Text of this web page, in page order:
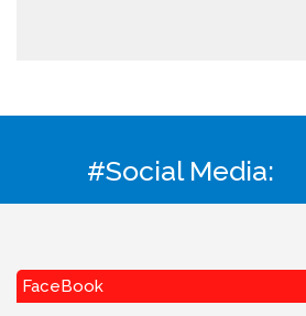
#Social Media:
FaceBook